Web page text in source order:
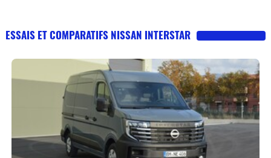
ESSAIS ET COMPARATIFS NISSAN INTERSTAR